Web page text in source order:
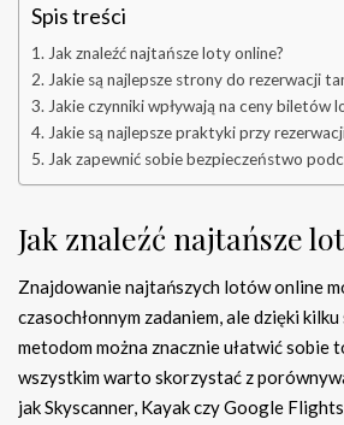
Spis treści
Jak znaleźć najtańsze loty online?
Jakie są najlepsze strony do rezerwacji
Jakie czynniki wpływają na ceny biletów
Jakie są najlepsze praktyki przy
Jak zapewnić sobie bezpieczeństwo
Jak znaleźć najtańsze
Znajdowanie najtańszych lotów online
czasochłonnym zadaniem, ale dzięki
metodom można znacznie ułatwić sobie
wszystkim warto skorzystać z
jak Skyscanner, Kayak czy Google